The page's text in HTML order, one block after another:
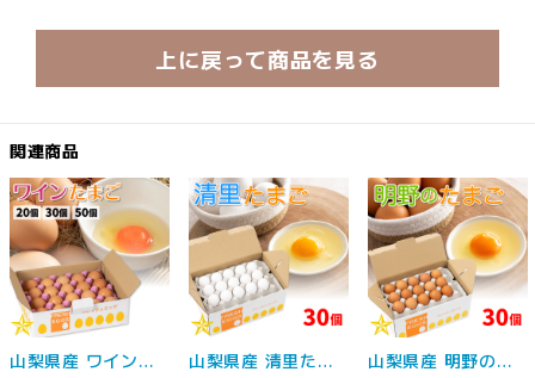
上に戻って商品を見る
関連商品
山梨県産 ワインたまご ご自宅用 ワインの絞り粕を与えて育った卵 ハイチック
山梨県産 清里たまご 30個入り 北杜市清里町 卵 ハイチック
山梨県産 明野のたまご 30個入り 北杜市明野町 卵 ハイチック